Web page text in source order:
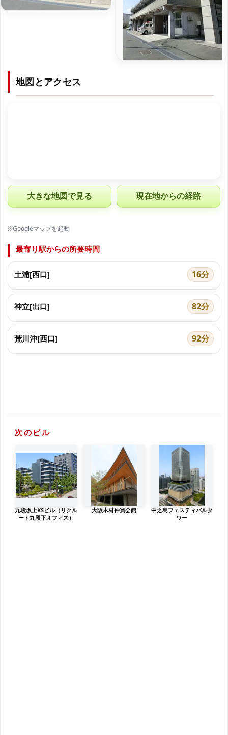
地図とアクセス
大きな地図で見る 現在地からの経路
※Googleマップを起動
最寄り駅からの所要時間
土浦[西口] 16分
神立[出口] 82分
荒川沖[西口] 92分
次のビル
九段坂上KSビル（リクル
ート九段下オフィス）
大阪木材仲買会館
中之島フェスティバルタ
ワー